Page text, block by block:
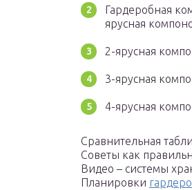
Гардеробная
ярусная
2-ярусная
3-ярусная
4-ярусная
Сравнительная
Советы как
Видео – системы
Планировки